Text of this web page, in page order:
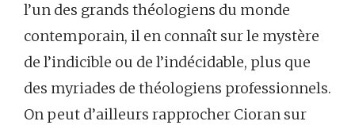
l’un des grands théologiens du monde
contemporain, il en connaît sur le mystère
de l’indicible ou de l’indécidable, plus que
des myriades de théologiens professionnels.
On peut d’ailleurs rapprocher Cioran sur